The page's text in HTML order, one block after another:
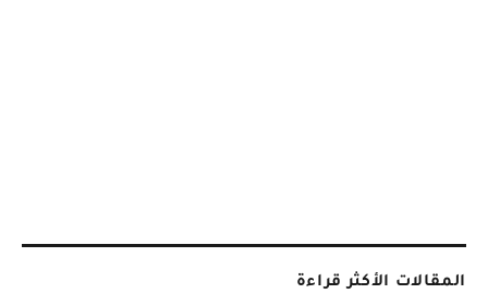
المقالات الأكثر قراءة